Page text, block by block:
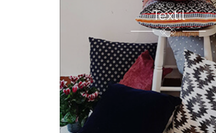
Textil